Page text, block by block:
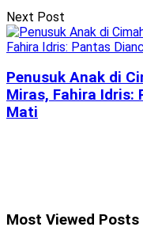
Next Post
Penusuk Anak di
Miras, Fahira Idris:
Mati
Most Viewed Posts